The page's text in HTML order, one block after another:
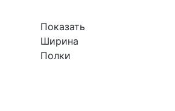
Показать
Ширина
Полки